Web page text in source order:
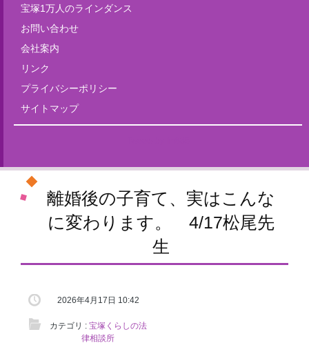
宝塚1万人のラインダンス
お問い合わせ
会社案内
リンク
プライバシーポリシー
サイトマップ
離婚後の子育て、実はこんな
に変わります。 4/17松尾先
生
2026年4月17日 10:42
カテゴリ : 宝塚くらしの法
律相談所